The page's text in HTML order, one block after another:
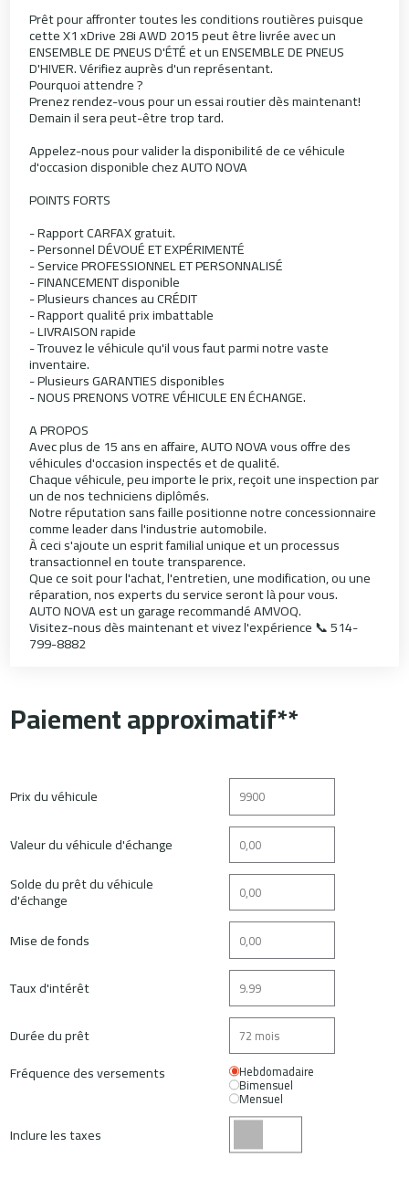
Prêt pour affronter toutes les conditions routières puisque
cette X1 xDrive 28i AWD 2015 peut être livrée avec un
ENSEMBLE DE PNEUS D'ÉTÉ et un ENSEMBLE DE PNEUS
D'HIVER. Vérifiez auprès d'un représentant.
Pourquoi attendre ?
Prenez rendez-vous pour un essai routier dès maintenant!
Demain il sera peut-être trop tard.
Appelez-nous pour valider la disponibilité de ce véhicule
d'occasion disponible chez AUTO NOVA
POINTS FORTS
- Rapport CARFAX gratuit.
- Personnel DÉVOUÉ ET EXPÉRIMENTÉ
- Service PROFESSIONNEL ET PERSONNALISÉ
- FINANCEMENT disponible
- Plusieurs chances au CRÉDIT
- Rapport qualité prix imbattable
- LIVRAISON rapide
- Trouvez le véhicule qu'il vous faut parmi notre vaste
inventaire.
- Plusieurs GARANTIES disponibles
- NOUS PRENONS VOTRE VÉHICULE EN ÉCHANGE.
A PROPOS
Avec plus de 15 ans en affaire, AUTO NOVA vous offre des
véhicules d'occasion inspectés et de qualité.
Chaque véhicule, peu importe le prix, reçoit une inspection par
un de nos techniciens diplômés.
Notre réputation sans faille positionne notre concessionnaire
comme leader dans l'industrie automobile.
À ceci s'ajoute un esprit familial unique et un processus
transactionnel en toute transparence.
Que ce soit pour l'achat, l'entretien, une modification, ou une
réparation, nos experts du service seront là pour vous.
AUTO NOVA est un garage recommandé AMVOQ.
Visitez-nous dès maintenant et vivez l'expérience 📞 514-
799-8882
Paiement approximatif**
Prix du véhicule
Valeur du véhicule d'échange
Solde du prêt du véhicule
d'échange
Mise de fonds
Taux d'intérêt
Durée du prêt
Fréquence des versements
Hebdomadaire
Bimensuel
Mensuel
Inclure les taxes